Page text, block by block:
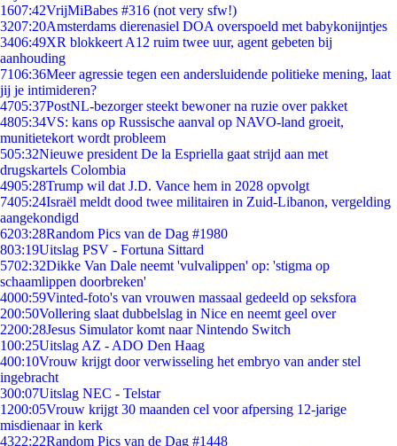
1607:42VrijMiBabes #316 (not very sfw!)
3207:20Amsterdams dierenasiel DOA overspoeld met babykonijntjes
3406:49XR blokkeert A12 ruim twee uur, agent gebeten bij
aanhouding
7106:36Meer agressie tegen een andersluidende politieke mening, laat
jij je intimideren?
4705:37PostNL-bezorger steekt bewoner na ruzie over pakket
4805:34VS: kans op Russische aanval op NAVO-land groeit,
munitietekort wordt probleem
505:32Nieuwe president De la Espriella gaat strijd aan met
drugskartels Colombia
4905:28Trump wil dat J.D. Vance hem in 2028 opvolgt
7405:24Israël meldt dood twee militairen in Zuid-Libanon, vergelding
aangekondigd
6203:28Random Pics van de Dag #1980
803:19Uitslag PSV - Fortuna Sittard
5702:32Dikke Van Dale neemt 'vulvalippen' op: 'stigma op
schaamlippen doorbreken'
4000:59Vinted-foto's van vrouwen massaal gedeeld op seksfora
200:50Vollering slaat dubbelslag in Nice en neemt geel over
2200:28Jesus Simulator komt naar Nintendo Switch
100:25Uitslag AZ - ADO Den Haag
400:10Vrouw krijgt door verwisseling het embryo van ander stel
ingebracht
300:07Uitslag NEC - Telstar
1200:05Vrouw krijgt 30 maanden cel voor afpersing 12-jarige
misdienaar in kerk
4322:22Random Pics van de Dag #1448